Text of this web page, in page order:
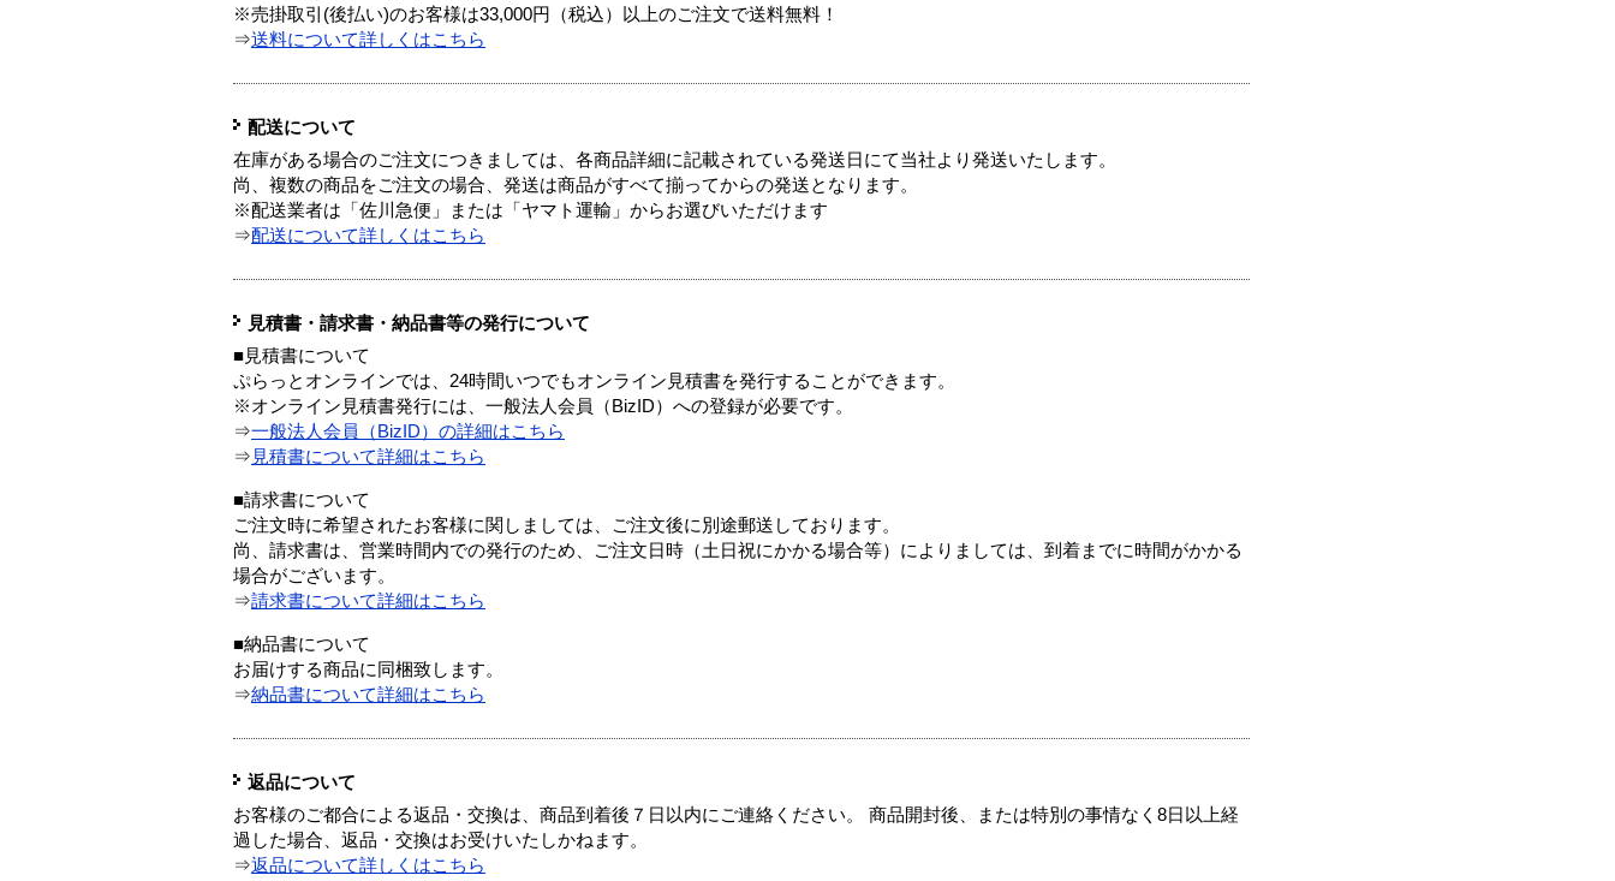
※売掛取引(後払い)のお客様は33,000円（税込）以上のご注文で送料無料！
⇒送料について詳しくはこちら
配送について
在庫がある場合のご注文につきましては、各商品詳細に記載されている発送日にて当社より発送いたします。
尚、複数の商品をご注文の場合、発送は商品がすべて揃ってからの発送となります。
※配送業者は「佐川急便」または「ヤマト運輸」からお選びいただけます
⇒配送について詳しくはこちら
見積書・請求書・納品書等の発行について
■見積書について
ぷらっとオンラインでは、24時間いつでもオンライン見積書を発行することができます。
※オンライン見積書発行には、一般法人会員（BizID）への登録が必要です。
⇒一般法人会員（BizID）の詳細はこちら
⇒ 見積書について詳細はこちら
■請求書について
ご注文時に希望されたお客様に関しましては、ご注文後に別途郵送しております。
尚、請求書は、営業時間内での発行のため、ご注文日時（土日祝にかかる場合等）によりましては、到着までに時間がかかる
場合がございます。
⇒請求書について詳細はこちら
■納品書について
お届けする商品に同梱致します。
⇒納品書について詳細はこちら
返品について
お客様のご都合による返品・交換は、商品到着後７日以内にご連絡ください。 商品開封後、または特別の事情なく8日以上経
過した場合、返品・交換はお受けいたしかねます。
⇒返品について詳しくはこちら